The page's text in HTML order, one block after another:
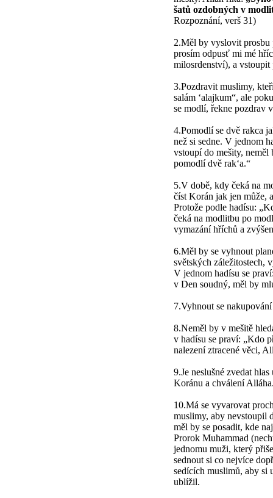
šatů ozdobných v
Rozpoznání, verš 31)
2.Měl by vyslovit prosbu
prosím odpusť mi mé
milosrdenství), a vstoupit
3.Pozdravit muslimy,
salám ‘alajkum“, ale
se modlí, řekne pozdrav
4.Pomodlí se dvě rakca
než si sedne. V jednom
vstoupí do mešity, neměl
pomodlí dvě rak‘a.“
5.V době, kdy čeká na
číst Korán jak jen může,
Protože podle hadísu:
čeká na modlitbu po
vymazání hříchů a
6.Měl by se vyhnout
světských záležitostech,
V jednom hadísu se
v Den soudný, měl by
7.Vyhnout se
8.Neměl by v mešitě
v hadísu se praví: „Kdo
nalezení ztracené věci,
9.Je neslušné zvedat
Koránu a chválení
10.Má se vyvarovat
muslimy, aby nevstoupil
měl by se posadit, kde
Prorok Muhammad
jednomu muži, který
sednout si co nejvíce
sedících muslimů, aby si
ublížil.